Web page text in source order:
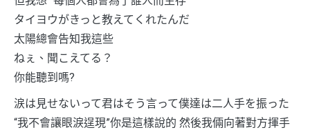
タイヨウがきっと教えてくれたんだ
太陽總會告知我這些
ねぇ、聞こえてる？
你能聽到嗎?
涙は見せないって君はそう言って僕達は二人手を振った
“我不會讓眼淚逞現”你是這樣說的 然後我倆向著對方揮手